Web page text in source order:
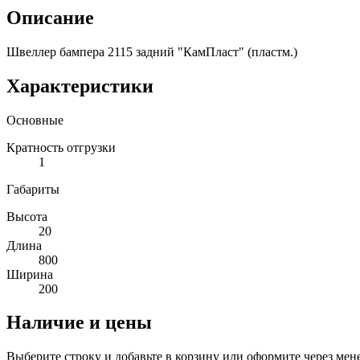
Описание
Швеллер бампера 2115 задний "КамПласт" (пластм.)
Характеристики
Основные
Кратность отгрузки
1
Габариты
Высота
20
Длина
800
Ширина
200
Наличие и цены
Выберите строку и добавьте в корзину или оформите через